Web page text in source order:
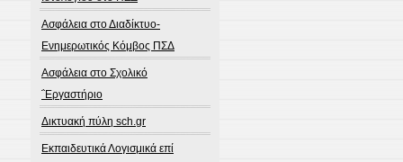
Ασφάλεια στο Διαδίκτυο-
Ενημερωτικός Κόμβος ΠΣΔ
Ασφάλεια στο Σχολικό
΅Εργαστήριο
Δικτυακή πύλη sch.gr
Εκπαιδευτικά Λογισμικά επί